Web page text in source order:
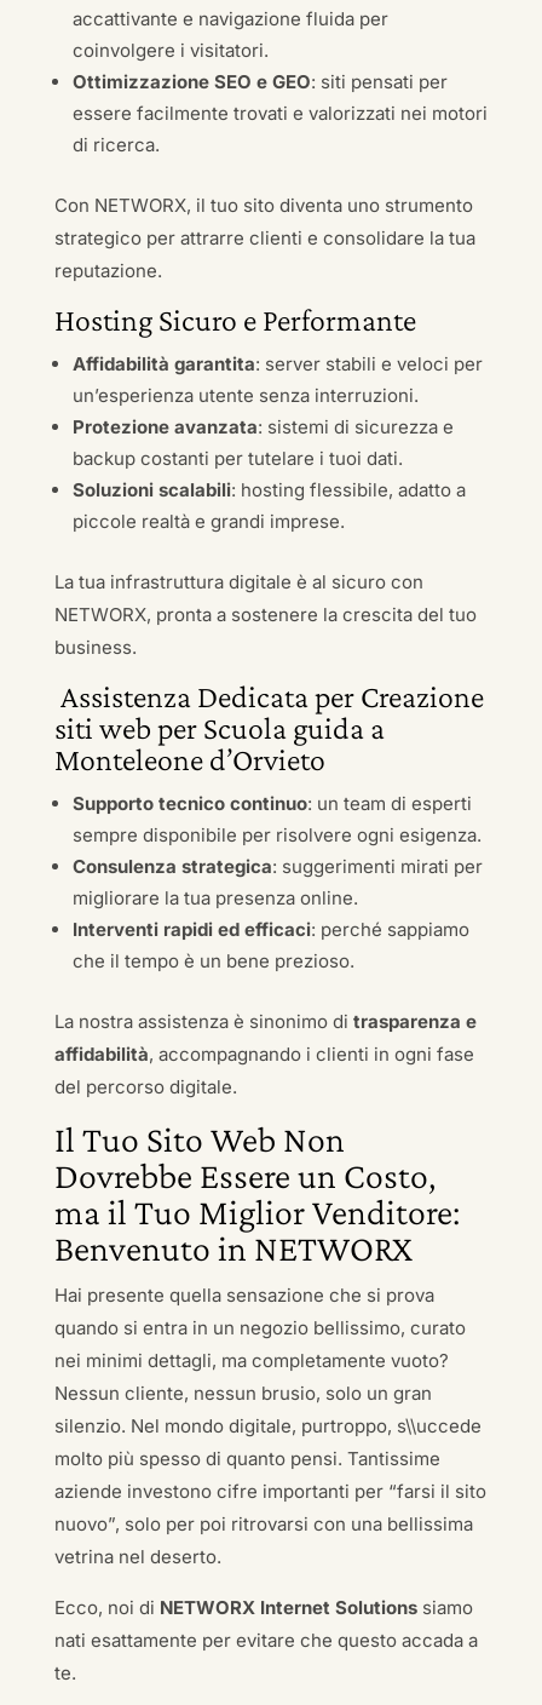
accattivante e navigazione fluida per
coinvolgere i visitatori.
Ottimizzazione SEO e GEO: siti pensati per
essere facilmente trovati e valorizzati nei motori
di ricerca.
Con NETWORX, il tuo sito diventa uno strumento
strategico per attrarre clienti e consolidare la tua
reputazione.
Hosting Sicuro e Performante
Affidabilità garantita: server stabili e veloci per
un’esperienza utente senza interruzioni.
Protezione avanzata: sistemi di sicurezza e
backup costanti per tutelare i tuoi dati.
Soluzioni scalabili: hosting flessibile, adatto a
piccole realtà e grandi imprese.
La tua infrastruttura digitale è al sicuro con
NETWORX, pronta a sostenere la crescita del tuo
business.
Assistenza Dedicata per Creazione
siti web per Scuola guida a
Monteleone d’Orvieto
Supporto tecnico continuo: un team di esperti
sempre disponibile per risolvere ogni esigenza.
Consulenza strategica: suggerimenti mirati per
migliorare la tua presenza online.
Interventi rapidi ed efficaci: perché sappiamo
che il tempo è un bene prezioso.
La nostra assistenza è sinonimo di trasparenza e
affidabilità, accompagnando i clienti in ogni fase
del percorso digitale.
Il Tuo Sito Web Non
Dovrebbe Essere un Costo,
ma il Tuo Miglior Venditore:
Benvenuto in NETWORX
Hai presente quella sensazione che si prova
quando si entra in un negozio bellissimo, curato
nei minimi dettagli, ma completamente vuoto?
Nessun cliente, nessun brusio, solo un gran
silenzio. Nel mondo digitale, purtroppo, s\\uccede
molto più spesso di quanto pensi. Tantissime
aziende investono cifre importanti per “farsi il sito
nuovo”, solo per poi ritrovarsi con una bellissima
vetrina nel deserto.
Ecco, noi di NETWORX Internet Solutionssiamo
nati esattamente per evitare che questo accada a
te.